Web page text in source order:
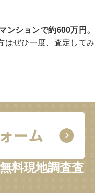
ンションで約600万円。
はぜひ一度、査定してみ
無料現地調査査